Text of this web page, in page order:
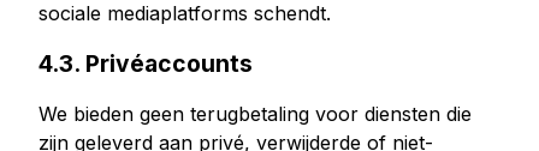
sociale mediaplatforms schendt.
4.3. Privéaccounts
We bieden geen terugbetaling voor diensten die
zijn geleverd aan privé, verwijderde of niet-